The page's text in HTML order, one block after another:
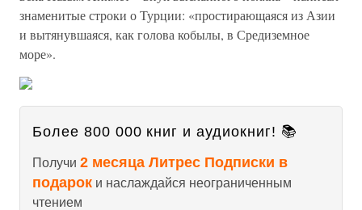
знаменитые строки о Турции: «простирающаяся из Азии
и вытянувшаяся, как голова кобылы, в Средиземное
море».
Более 800 000 книг и аудиокниг! 📚
Получи 2 месяца Литрес Подписки в
подарок и наслаждайся неограниченным
чтением